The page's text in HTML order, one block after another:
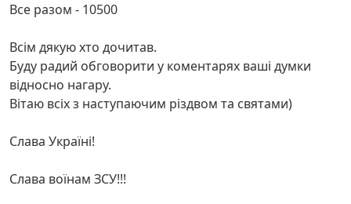
Все разом - 10500
Всім дякую хто дочитав.
Буду радий обговорити у коментарях ваші думки
відносно нагару.
Вітаю всіх з наступаючим різдвом та святами)
Слава Україні!
Слава воїнам ЗСУ!!!